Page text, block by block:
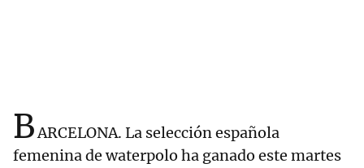
BARCELONA. La selección española
femenina de waterpolo ha ganado este martes